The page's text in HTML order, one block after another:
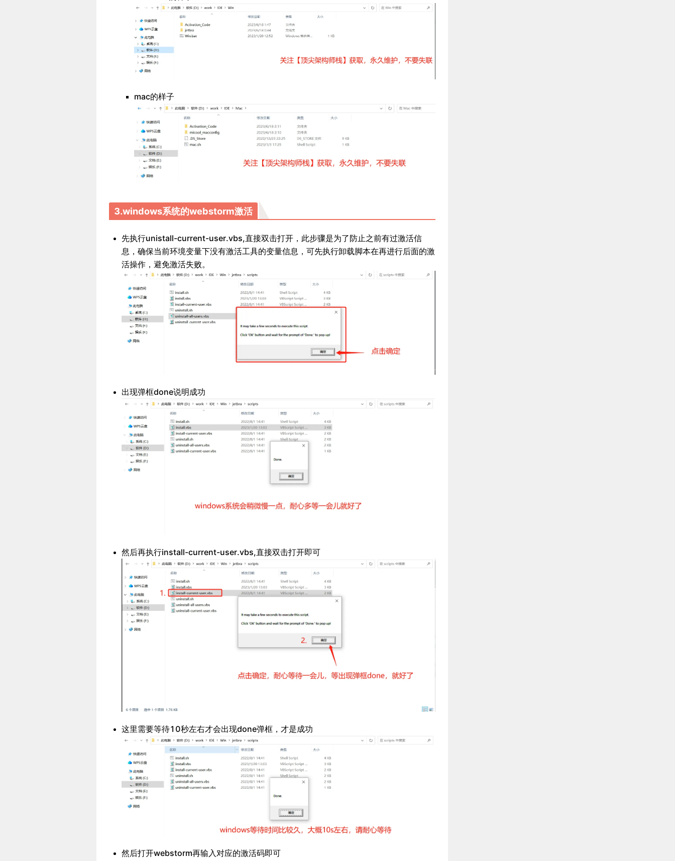
mac的样子
3.windows系统的webstorm激活
先执行unistall-current-user.vbs,直接双击打开，此步骤是为了防止之前有过激活信
息，确保当前环境变量下没有激活工具的变量信息，可先执行卸载脚本在再进行后面的激
活操作，避免激活失败。
出现弹框done说明成功
然后再执行install-current-user.vbs,直接双击打开即可
这里需要等待10秒左右才会出现done弹框，才是成功
然后打开webstorm再输入对应的激活码即可